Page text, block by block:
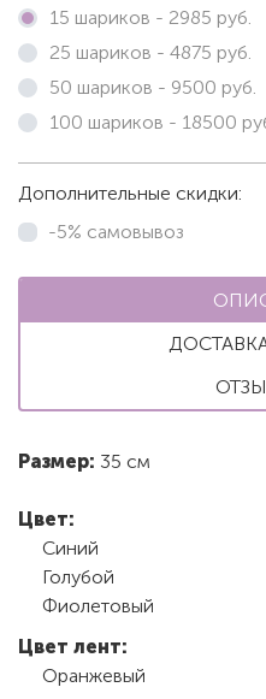
15 шариков - 2985 руб.
25 шариков - 4875 руб.
50 шариков - 9500 руб.
100 шариков - 18500
Дополнительные скидки:
-5% самовывоз
Размер: 35 см
Цвет:
Синий
Голубой
Фиолетовый
Цвет лент:
Оранжевый